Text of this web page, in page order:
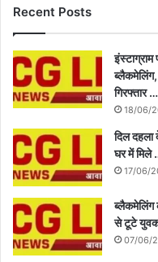
Recent Posts
ब्लैकमेलिंग,
गिरफ्तार …
18/06/
दिल दहला
घर में मिले
17/06/
ब्लैकमेलिंग
से टूटे युवक
07/06/